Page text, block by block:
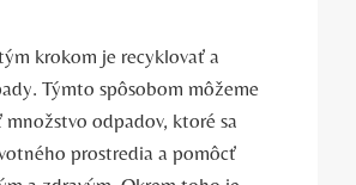
krokom je recyklovať a
Týmto spôsobom môžeme
odpadov, ktoré sa
prostredia a pomôcť